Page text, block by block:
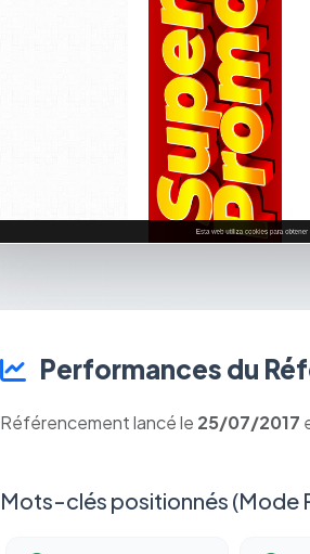
Performances du
Référencement lancé le 25/07/2017
Mots-clés positionnés (Mode